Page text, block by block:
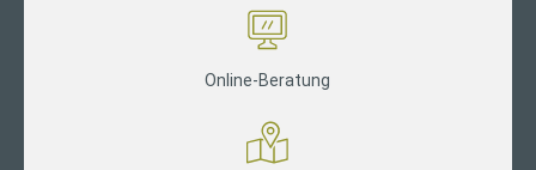
Online-Beratung